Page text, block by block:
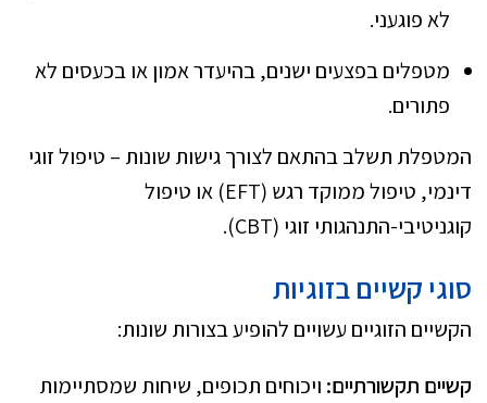
לא פוגעני.
מטפלים בפצעים ישנים, בהיעדר אמון או בכעסים לא
פתורים.
המטפלת תשלב בהתאם לצורך גישות שונות – טיפול זוגי
דינמי, טיפול ממוקד רגש (EFT) או טיפול
קוגניטיבי-התנהגותי זוגי (CBT).
סוגי קשיים בזוגיות
הקשיים הזוגיים עשויים להופיע בצורות שונות:
קשיים תקשורתיים: ויכוחים תכופים, שיחות שמסתיימות